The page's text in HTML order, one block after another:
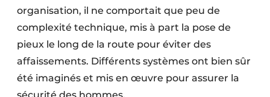
organisation, il ne comportait que peu de
complexité technique, mis à part la pose de
pieux le long de la route pour éviter des
affaissements. Différents systèmes ont bien sûr
été imaginés et mis en œuvre pour assurer la
sécurité des hommes.